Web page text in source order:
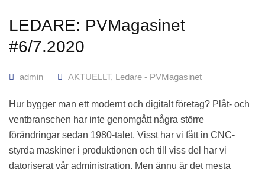
LEDARE: PVMagasinet
#6/7.2020
admin AKTUELLT, Ledare - PVMagasinet
Hur bygger man ett modernt och digitalt företag? Plåt- och
ventbranschen har inte genomgått några större
förändringar sedan 1980-talet. Visst har vi fått in CNC-
styrda maskiner i produktionen och till viss del har vi
datoriserat vår administration. Men ännu är det mesta